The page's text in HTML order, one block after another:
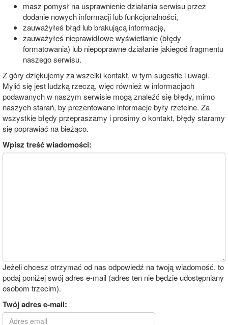
masz pomysł na usprawnienie działania serwisu przez
dodanie nowych informacji lub funkcjonalności,
zauważyłeś błąd lub brakującą informację,
zauważyłeś nieprawidłowe wyświetlanie (błędy
formatowania) lub niepoprawne działanie jakiegoś fragmentu
naszego serwisu.
Z góry dziękujemy za wszelki kontakt, w tym sugestie i uwagi.
Mylić się jest ludzką rzeczą, więc również w informacjach
podawanych w naszym serwisie mogą znaleźć się błędy, mimo
naszych starań, by prezentowane informacje były rzetelne. Za
wszystkie błędy przepraszamy i prosimy o kontakt, błędy staramy
się poprawiać na bieżąco.
Wpisz treść wiadomości:
Jeżeli chcesz otrzymać od nas odpowiedź na twoją wiadomość, to
podaj poniżej swój adres e-mail (adres ten nie będzie udostępniany
osobom trzecim).
Twój adres e-mail: